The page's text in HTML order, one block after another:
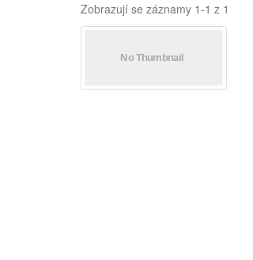
Zobrazují se záznamy 1-1 z 1